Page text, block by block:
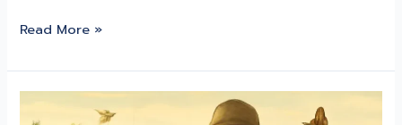
แอ
โป
นิ
Read More »